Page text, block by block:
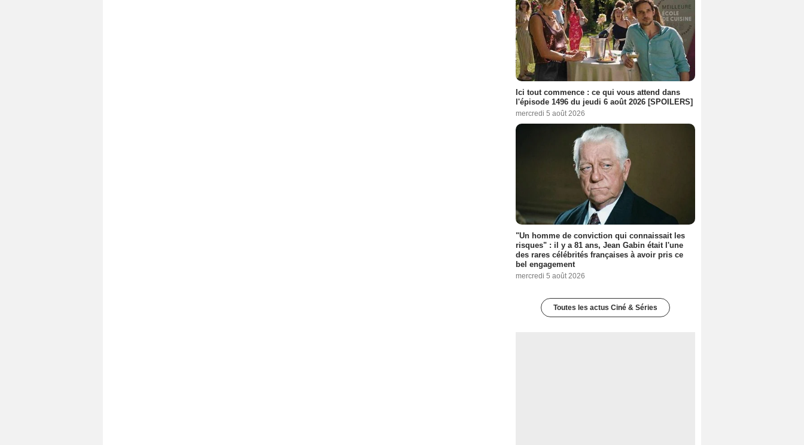
Ici tout commence : ce qui vous attend dans
l'épisode 1496 du jeudi 6 août 2026 [SPOILERS]
mercredi 5 août 2026
"Un homme de conviction qui connaissait les
risques" : il y a 81 ans, Jean Gabin était l'une
des rares célébrités françaises à avoir pris ce
bel engagement
mercredi 5 août 2026
Toutes les actus Ciné & Séries